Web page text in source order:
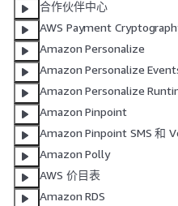
合作伙伴中心
AWS Payment
Amazon Personalize
Amazon Personalize
Amazon Personalize
Amazon Pinpoint
Amazon Pinpoint SMS 和
Amazon Polly
AWS 价目表
Amazon RDS